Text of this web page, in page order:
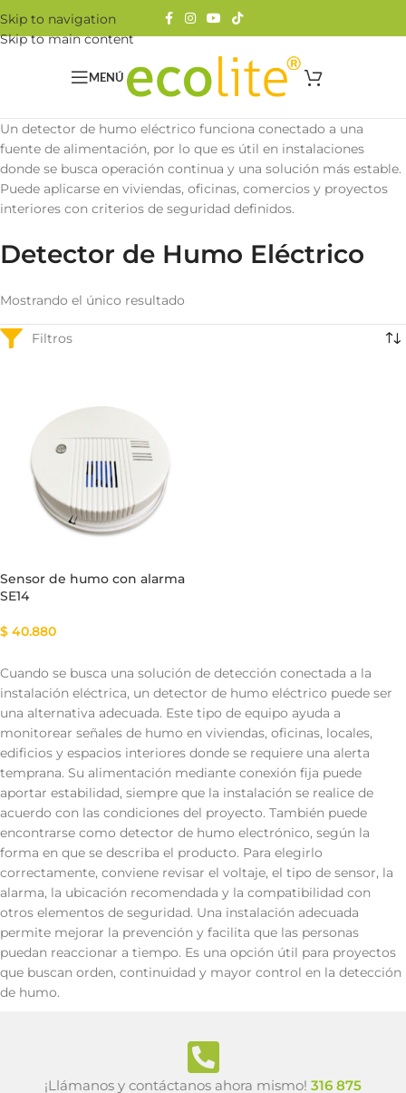
Skip to navigation
Skip to main content
MENÚ
Un detector de humo eléctrico funciona conectado a una
fuente de alimentación, por lo que es útil en instalaciones
donde se busca operación continua y una solución más estable.
Puede aplicarse en viviendas, oficinas, comercios y proyectos
interiores con criterios de seguridad definidos.
Detector de Humo Eléctrico
Mostrando el único resultado
Sensor de humo con alarma
SE14
$ 40.880
Cuando se busca una solución de detección conectada a la
instalación eléctrica, un detector de humo eléctrico puede ser
una alternativa adecuada. Este tipo de equipo ayuda a
monitorear señales de humo en viviendas, oficinas, locales,
edificios y espacios interiores donde se requiere una alerta
temprana. Su alimentación mediante conexión fija puede
aportar estabilidad, siempre que la instalación se realice de
acuerdo con las condiciones del proyecto. También puede
encontrarse como detector de humo electrónico, según la
forma en que se describa el producto. Para elegirlo
correctamente, conviene revisar el voltaje, el tipo de sensor, la
alarma, la ubicación recomendada y la compatibilidad con
otros elementos de seguridad. Una instalación adecuada
permite mejorar la prevención y facilita que las personas
puedan reaccionar a tiempo. Es una opción útil para proyectos
que buscan orden, continuidad y mayor control en la detección
de humo.
¡Llámanos y contáctanos ahora mismo! 316 875